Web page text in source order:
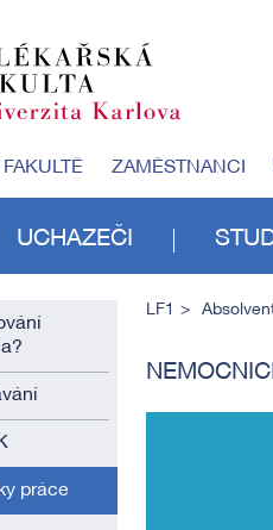
FAKULTĚ ZAMĚSTNANCI
UCHAZEČI
práce
LF1